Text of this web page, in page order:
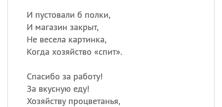
И пустовали б полки,
И магазин закрыт,
Не весела картинка,
Когда хозяйство «спит».
Спасибо за работу!
За вкусную еду!
Хозяйству процветанья,